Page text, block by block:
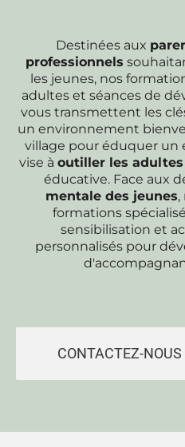
Destinées aux
professionnels
les jeunes, nos
adultes et séances de
vous transmettent les
un environnement
village pour éduquer un
vise à outiller les
éducative. Face aux
mentale des jeunes,
formations
sensibilisation et
personnalisés pour
CONTACTEZ-